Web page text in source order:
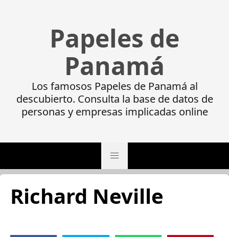
Papeles de
Panamá
Los famosos Papeles de Panamá al
descubierto. Consulta la base de datos de
personas y empresas implicadas online
Richard Neville